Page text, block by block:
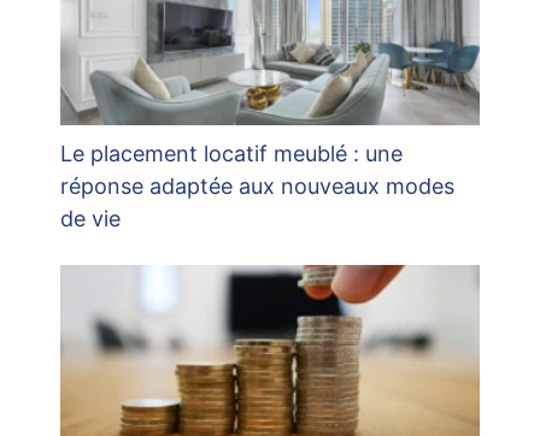
Le placement locatif meublé : une
réponse adaptée aux nouveaux modes
de vie